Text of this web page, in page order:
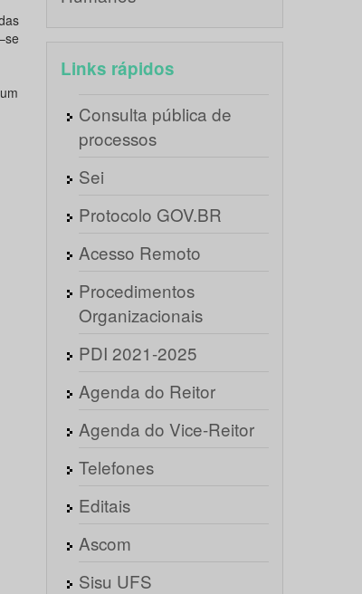
Links rápidos
Consulta pública de
processos
Sei
Protocolo GOV.BR
Acesso Remoto
Procedimentos
Organizacionais
PDI 2021-2025
Agenda do Reitor
Agenda do Vice-Reitor
Telefones
Editais
Ascom
Sisu UFS